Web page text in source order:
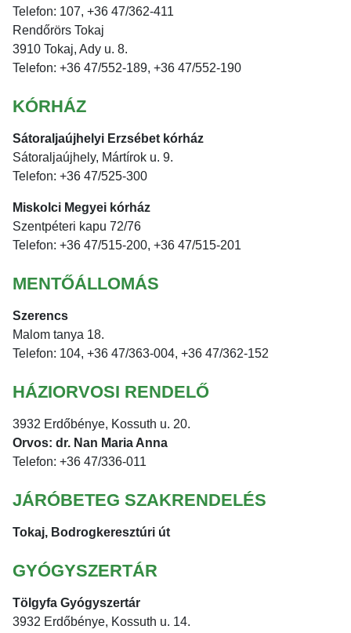
Telefon: 107, +36 47/362-411
Rendőrörs Tokaj
3910 Tokaj, Ady u. 8.
Telefon: +36 47/552-189, +36 47/552-190
KÓRHÁZ
Sátoraljaújhelyi Erzsébet kórház
Sátoraljaújhely, Mártírok u. 9.
Telefon: +36 47/525-300
Miskolci Megyei kórház
Szentpéteri kapu 72/76
Telefon: +36 47/515-200, +36 47/515-201
MENTŐÁLLOMÁS
Szerencs
Malom tanya 18.
Telefon: 104, +36 47/363-004, +36 47/362-152
HÁZIORVOSI RENDELŐ
3932 Erdőbénye, Kossuth u. 20.
Orvos: dr. Nan Maria Anna
Telefon: +36 47/336-011
JÁRÓBETEG SZAKRENDELÉS
Tokaj, Bodrogkeresztúri út
GYÓGYSZERTÁR
Tölgyfa Gyógyszertár
3932 Erdőbénye, Kossuth u. 14.